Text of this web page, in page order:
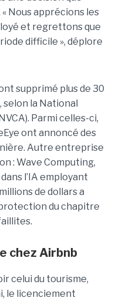
Nous apprécions les
et regrettons que
difficile », déplore
supprimé plus de 30
selon la National
Parmi celles-ci,
ont annoncé des
Autre entreprise
: Wave Computing,
l’IA employant
de dollars a
du chapitre
chez Airbnb
celui du tourisme,
le licenciement